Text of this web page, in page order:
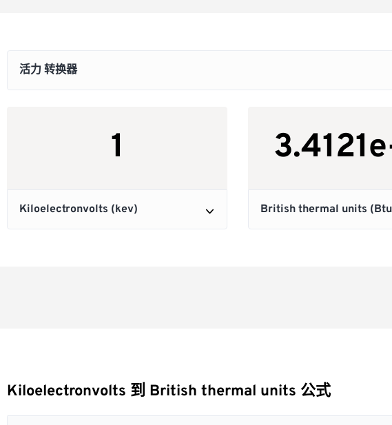
Kiloelectronvolts 到 British thermal units 公式